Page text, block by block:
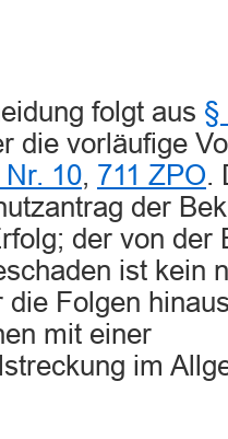
folgt aus §
die vorläufige
Nr. 10, 711 ZPO.
der
der von der
ist kein
die Folgen
mit einer
im